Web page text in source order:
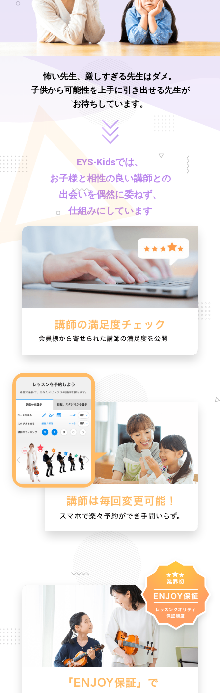
怖い先生、厳しすぎる先生はダメ。
子供から可能性を上手に引き出せる先生が
お待ちしています。
EYS-Kidsでは、
お子様と相性の良い講師との
出会いを偶然に委ねず、
仕組みにしています